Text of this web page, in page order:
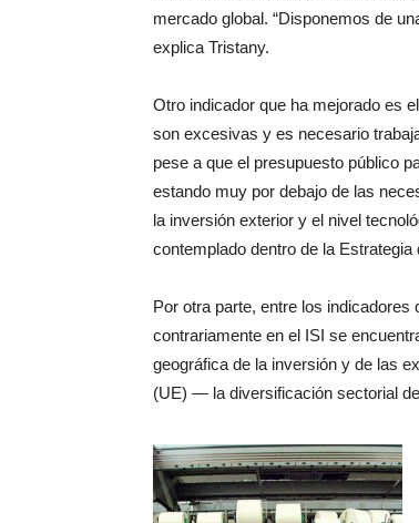
mercado global. “Disponemos de
explica Tristany.
Otro indicador que ha mejorado es
son excesivas y es necesario
pese a que el presupuesto público
estando muy por debajo de las
la inversión exterior y el nivel
contemplado dentro de la
Por otra parte, entre los
contrariamente en el ISI se
geográfica de la inversión y de las
(UE) — la diversificación sectorial